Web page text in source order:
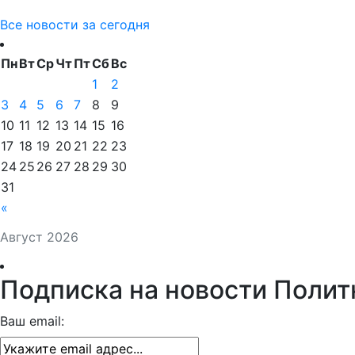
Все новости за сегодня
Август 2026
ПнВтСрЧтПтСбВс
«
1
2
3
4 5 6 7 8
9
10 11 12 13 14 15 16
17 18 19 20 21 22 23
24 25 26 27 28 29 30
31
Подписка на новости
Ваш email: